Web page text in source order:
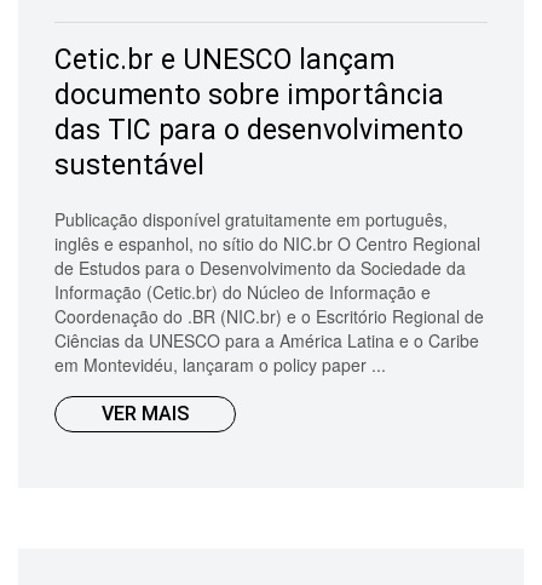
Cetic.br e UNESCO lançam
documento sobre importância
das TIC para o desenvolvimento
sustentável
Publicação disponível gratuitamente em português,
inglês e espanhol, no sítio do NIC.br O Centro Regional
de Estudos para o Desenvolvimento da Sociedade da
Informação (Cetic.br) do Núcleo de Informação e
Coordenação do .BR (NIC.br) e o Escritório Regional de
Ciências da UNESCO para a América Latina e o Caribe
em Montevidéu, lançaram o policy paper ...
VER MAIS